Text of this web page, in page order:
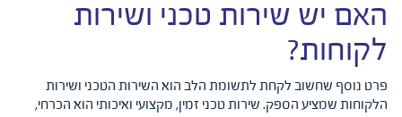
האם יש שירות טכני ושירות
לקוחות?
פרט נוסף שחשוב לקחת לתשומת הלב הוא השירות הטכני ושירות
הלקוחות שמציע הספק. שירות טכני זמין, מקצועי ואיכותי הוא הכרחי,